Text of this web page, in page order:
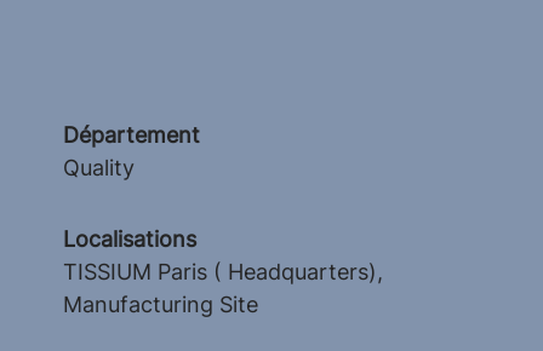
Département
Quality
Localisations
TISSIUM Paris ( Headquarters),
Manufacturing Site